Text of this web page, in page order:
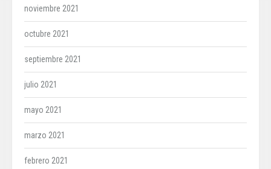
noviembre 2021
octubre 2021
septiembre 2021
julio 2021
mayo 2021
marzo 2021
febrero 2021